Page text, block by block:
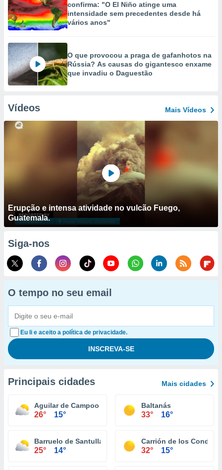
confirma: "O El Niño atinge uma
intensidade sem precedentes desde há
vários anos"
O que provocou a praga de gafanhotos na
Rússia? As causas do gigantesco enxame
que invadiu o Daguestão
Vídeos Mais Vídeos
Erupção e intensa atividade no vulcão Fuego,
Guatemala.
Siga-nos
O tempo no seu email
Eu li e aceito a política de privacidade.
Principais cidades Mais cidades
Aguilar de Campoo
26° 15°
Baltanás
33° 16°
Barruelo de Santullán
25° 14°
Carrión de los Condes
32° 15°